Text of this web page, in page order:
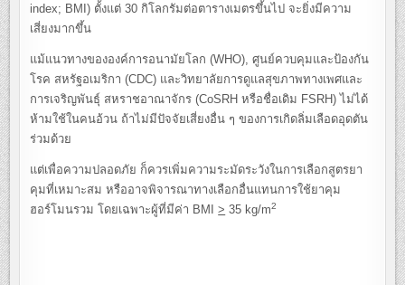
index; BMI) ตั้งแต่ 30 กิโลกรัมต่อตารางเมตรขึ้นไป จะยิ่งมีความ
เสี่ยงมากขึ้น
แม้แนวทางขององค์การอนามัยโลก (WHO), ศูนย์ควบคุมและป้องกัน
โรค สหรัฐอเมริกา (CDC) และวิทยาลัยการดูแลสุขภาพทางเพศและ
การเจริญพันธุ์ สหราชอาณาจักร (CoSRH หรือชื่อเดิม FSRH) ไม่ได้
ห้ามใช้ในคนอ้วน ถ้าไม่มีปัจจัยเสี่ยงอื่น ๆ ของการเกิดลิ่มเลือดอุดตัน
ร่วมด้วย
แต่เพื่อความปลอดภัย ก็ควรเพิ่มความระมัดระวังในการเลือกสูตรยา
คุมที่เหมาะสม หรืออาจพิจารณาทางเลือกอื่นแทนการใช้ยาคุม
ฮอร์โมนรวม โดยเฉพาะผู้ที่มีค่า BMI> 35 kg/m2